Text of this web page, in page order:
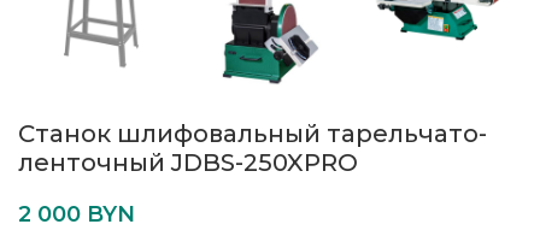
Станок шлифовальный тарельчато-
ленточный JDBS-250XPRO
2 000 BYN